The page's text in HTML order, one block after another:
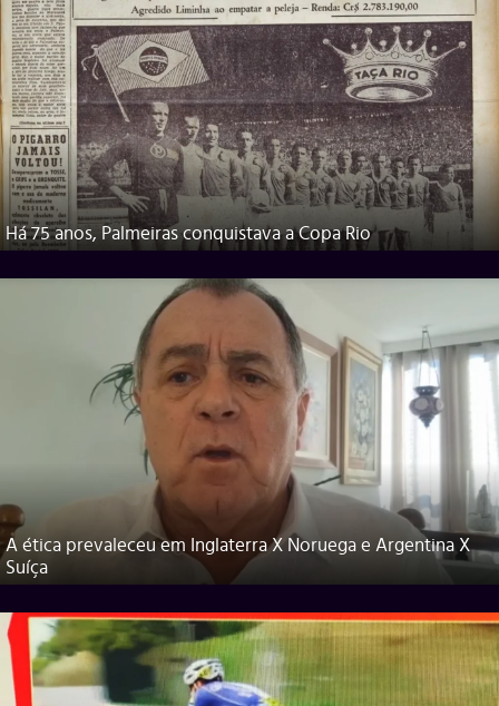
Há 75 anos, Palmeiras conquistava a Copa Rio
A ética prevaleceu em Inglaterra X Noruega e Argentina X
Suíça